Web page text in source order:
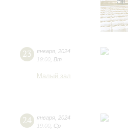
23 января 2024
19:00 Вт
Малый зал
24 января 2024
19:00 Ср